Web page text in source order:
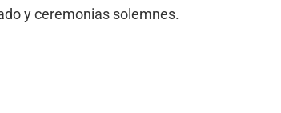
y ceremonias solemnes.